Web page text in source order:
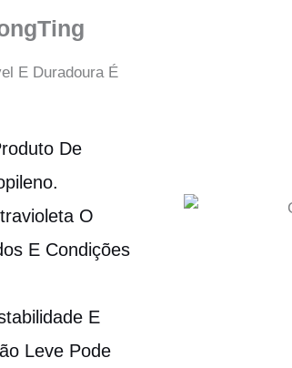
E Duradoura É
De
O
E Condições
E
Leve Pode